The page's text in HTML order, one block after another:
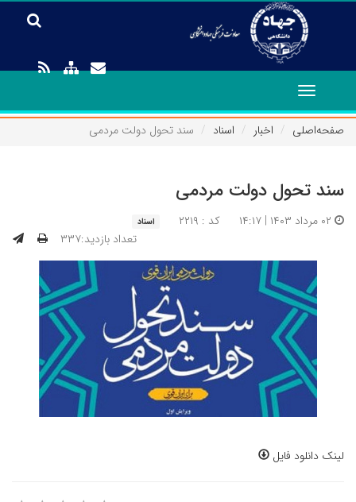
Toggle
navigation
صفحه‌اصلی
اخبار اسناد سند تحول دولت مردمی
سند تحول دولت مردمی
کد : ۲۲۱۹ اسناد
تعداد بازدید:۳۳۷
لینک دانلود فایل